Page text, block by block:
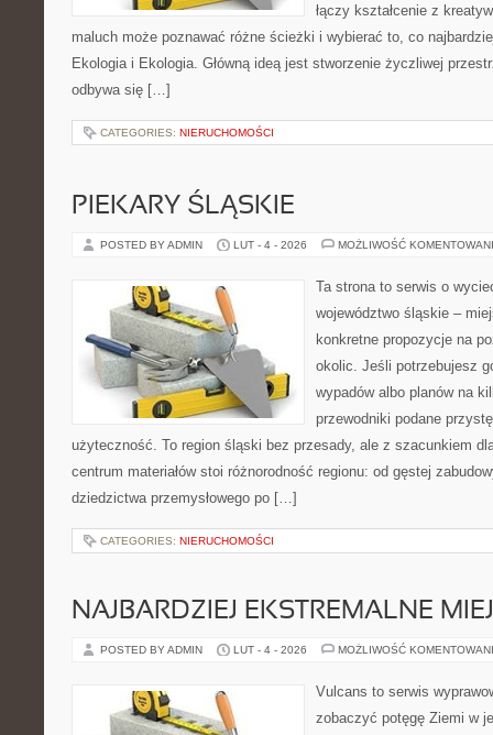
łączy kształcenie z
maluch może poznawać różne ścieżki i wybierać to, co
Ekologia i Ekologia. Główną ideą jest stworzenie życzliwej
odbywa się […]
CATEGORIES: NIERUCHOMOŚCI
PIEKARY ŚLĄSKIE
POSTED BY ADMIN LUT - 4 - 2026 MOŻLIWOŚĆ
Ta strona to serwis o
województwo śląskie –
konkretne propozycje na
okolic. Jeśli potrzebujesz
wypadów albo planów na
przewodniki podane
użyteczność. To region śląski bez przesady, ale z szacunkiem
centrum materiałów stoi różnorodność regionu: od gęstej
dziedzictwa przemysłowego po […]
CATEGORIES: NIERUCHOMOŚCI
NAJBARDZIEJ EKSTREMALNE
POSTED BY ADMIN LUT - 4 - 2026 MOŻLIWOŚĆ
Vulcans to serwis
zobaczyć potęgę Ziemi w